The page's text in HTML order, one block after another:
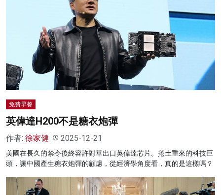
名家榜
灼見活動
免費早餐
英偉達H200不是糖衣炮彈
作者: 徐家健 2025-12-21
美國在長久的禁令後終容許對華出口英偉達芯片。捲土重來的科技巨
頭，讓中國產生糖衣炮彈的顧慮，從經濟學角度看，真的是這樣嗎？